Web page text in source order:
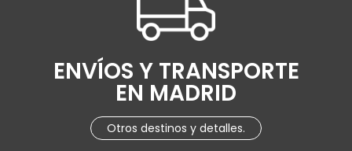
ENVÍOS Y TRANSPORTE
EN MADRID
Otros destinos y detalles.